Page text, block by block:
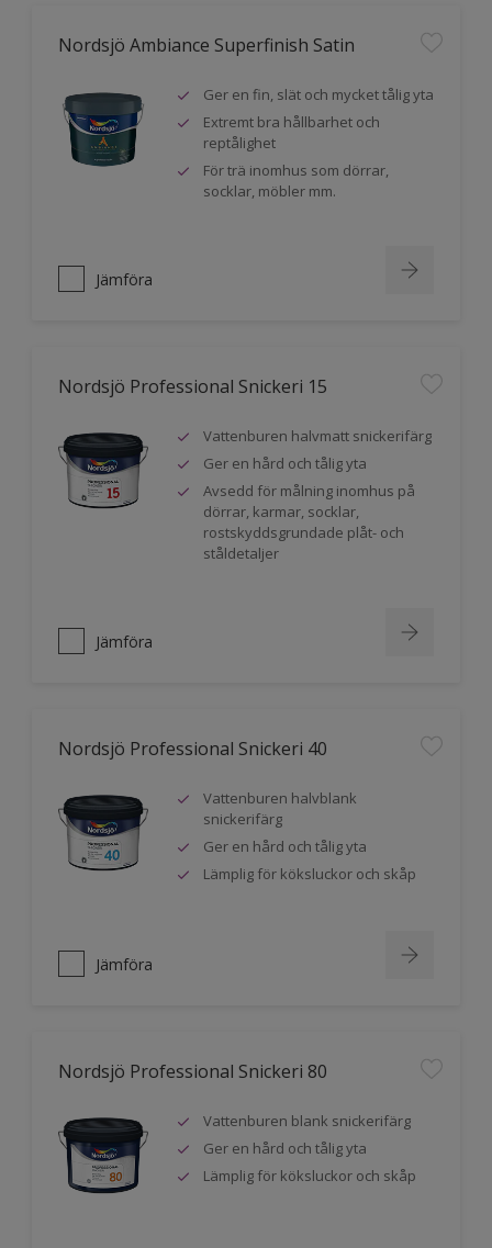
Nordsjö Ambiance Superfinish Satin
Ger en fin, slät och mycket tålig yta
Extremt bra hållbarhet och
reptålighet
För trä inomhus som dörrar,
socklar, möbler mm.
Jämföra
Nordsjö Professional Snickeri 15
Vattenburen halvmatt snickerifärg
Ger en hård och tålig yta
Avsedd för målning inomhus på
dörrar, karmar, socklar,
rostskyddsgrundade plåt- och
ståldetaljer
Jämföra
Nordsjö Professional Snickeri 40
Vattenburen halvblank
snickerifärg
Ger en hård och tålig yta
Lämplig för köksluckor och skåp
Jämföra
Nordsjö Professional Snickeri 80
Vattenburen blank snickerifärg
Ger en hård och tålig yta
Lämplig för köksluckor och skåp